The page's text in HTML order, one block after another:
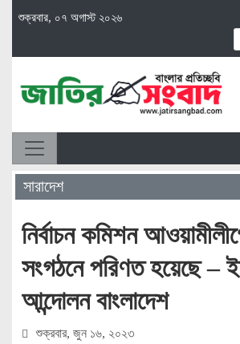
শুক্রবার, ০৭ অগাস্ট ২০২৬
সারাদেশ
নির্বাচন কমিশন
সংগঠনে পরিণত হয়েছে –
আন্দোলন বাংলাদেশ
শুক্রবার, জুন ১৬, ২০২৩